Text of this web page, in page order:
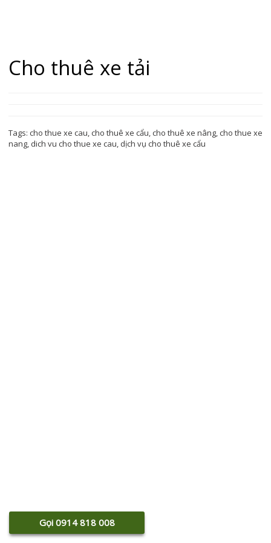
Cho thuê xe tải
Tags: cho thue xe cau,cho thuê xe cẩu,cho thuê xe nâng,cho thue xe
nang, dich vu cho thue xe cau, dịch vụ cho thuê xe cẩu
Gọi 0914 818 008